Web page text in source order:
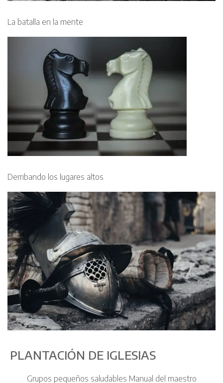
La batalla en la mente
Derribando los lugares altos
PLANTACIÓN DE IGLESIAS
Grupos pequeños saludables Manual del maestro